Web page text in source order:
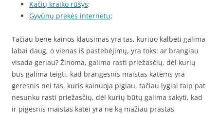
Kačių kraiko rūšys;
Gyvūnų prekės internetu;
Tačiau bene kainos klausimas yra tas, kuriuo kalbėti galima
labai daug, o vienas iš pastebėjimų, yra toks: ar brangiau
visada geriau? Žinoma, galima rasti priežasčių, dėl kurių
bus galima teigti, kad brangesnis maistas katėms yra
geresnis nei tas, kuris kainuoja pigiau, tačiau lygiai taip pat
nesunku rasti priežasčių, dėl kurių būtų galima sakyti, kad
ir pigesnis maistas katei yra ne ką mažiau prastas